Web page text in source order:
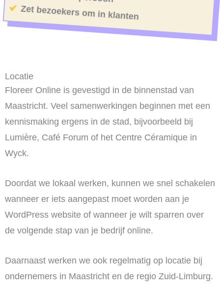
Zet bezoekers om in klanten
Locatie
Floreer Online is gevestigd in de binnenstad van
Maastricht. Veel samenwerkingen beginnen met een
kennismaking ergens in de stad, bijvoorbeeld bij
Lumière, Café Forum of het Centre Céramique in
Wyck.
Doordat we lokaal werken, kunnen we snel schakelen
wanneer er iets aangepast moet worden aan je
WordPress website of wanneer je wilt sparren over
de volgende stap van je bedrijf online.
Daarnaast werken we ook regelmatig op locatie bij
ondernemers in Maastricht en de regio Zuid-Limburg.